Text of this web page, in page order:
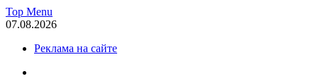
Skip
to
Top Menu
07.08.2026
Реклама на сайте